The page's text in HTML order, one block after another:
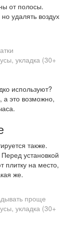
от полосы.
удалять воздух
используют?
а это возможно,
также.
установкой
плитку на место,
же.
проще